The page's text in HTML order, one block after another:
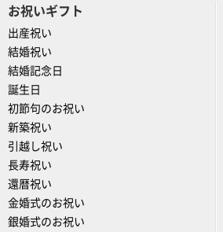
お祝いギフト
出産祝い
結婚祝い
結婚記念日
誕生日
初節句のお祝い
新築祝い
引越し祝い
長寿祝い
還暦祝い
金婚式のお祝い
銀婚式のお祝い